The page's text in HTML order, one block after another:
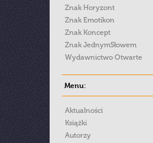
Znak Horyzont
Znak Emotikon
Znak Koncept
Znak JednymSłowem
Wydawnictwo Otwarte
Menu:
Aktualności
Książki
Autorzy